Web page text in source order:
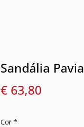
Sandália Pavia
€ 63,80
Cor *